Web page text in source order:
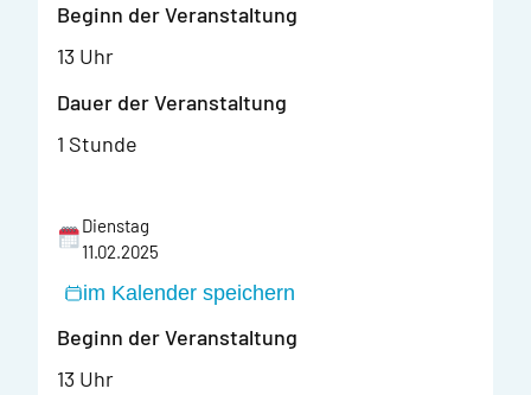
Beginn der Veranstaltung
13 Uhr
Dauer der Veranstaltung
1 Stunde
Dienstag
11.02.2025
im Kalender speichern
Beginn der Veranstaltung
13 Uhr